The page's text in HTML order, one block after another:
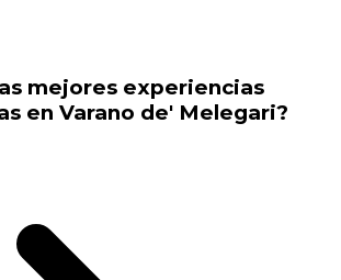
mejores experiencias
en Varano de' Melegari?